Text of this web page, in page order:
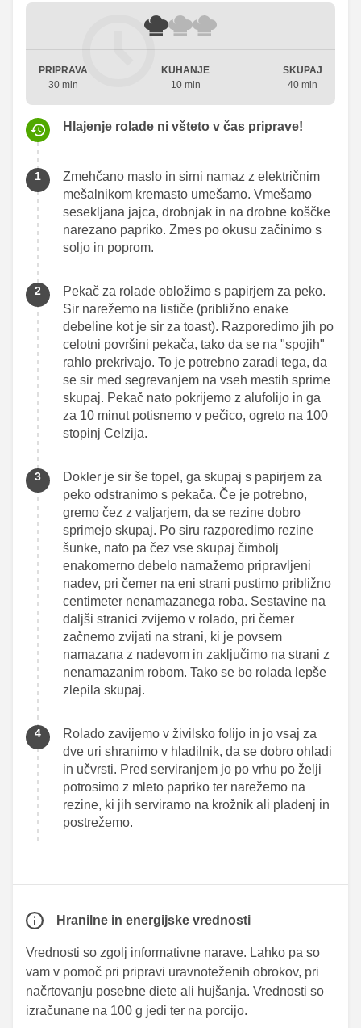
PRIPRAVA
30 min
KUHANJE
10 min
SKUPAJ
40 min
Hlajenje rolade ni všteto v čas priprave!
Zmehčano maslo in sirni namaz z električnim
mešalnikom kremasto umešamo. Vmešamo
sesekljana jajca, drobnjak in na drobne koščke
narezano papriko. Zmes po okusu začinimo s
soljo in poprom.
Pekač za rolade obložimo s papirjem za peko.
Sir narežemo na lističe (približno enake
debeline kot je sir za toast). Razporedimo jih po
celotni površini pekača, tako da se na "spojih"
rahlo prekrivajo. To je potrebno zaradi tega, da
se sir med segrevanjem na vseh mestih sprime
skupaj. Pekač nato pokrijemo z alufolijo in ga
za 10 minut potisnemo v pečico, ogreto na 100
stopinj Celzija.
Dokler je sir še topel, ga skupaj s papirjem za
peko odstranimo s pekača. Če je potrebno,
gremo čez z valjarjem, da se rezine dobro
sprimejo skupaj. Po siru razporedimo rezine
šunke, nato pa čez vse skupaj čimbolj
enakomerno debelo namažemo pripravljeni
nadev, pri čemer na eni strani pustimo približno
centimeter nenamazanega roba. Sestavine na
daljši stranici zvijemo v rolado, pri čemer
začnemo zvijati na strani, ki je povsem
namazana z nadevom in zaključimo na strani z
nenamazanim robom. Tako se bo rolada lepše
zlepila skupaj.
Rolado zavijemo v živilsko folijo in jo vsaj za
dve uri shranimo v hladilnik, da se dobro ohladi
in učvrsti. Pred serviranjem jo po vrhu po želji
potrosimo z mleto papriko ter narežemo na
rezine, ki jih serviramo na krožnik ali pladenj in
postrežemo.
Hranilne in energijske vrednosti
Vrednosti so zgolj informativne narave. Lahko pa so
vam v pomoč pri pripravi uravnoteženih obrokov, pri
načrtovanju posebne diete ali hujšanja. Vrednosti so
izračunane na 100 g jedi ter na porcijo.